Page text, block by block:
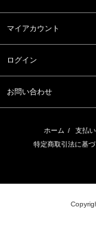
マイアカウント
ログイン
お問い合わせ
ホーム / 支払
特定商取引法に基